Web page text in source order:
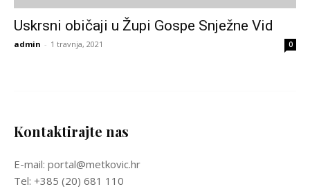
Uskrsni običaji u Župi Gospe Snježne Vid
admin - 1 travnja, 2021 0
Kontaktirajte nas
E-mail: portal@metkovic.hr
Tel: +385 (20) 681 110